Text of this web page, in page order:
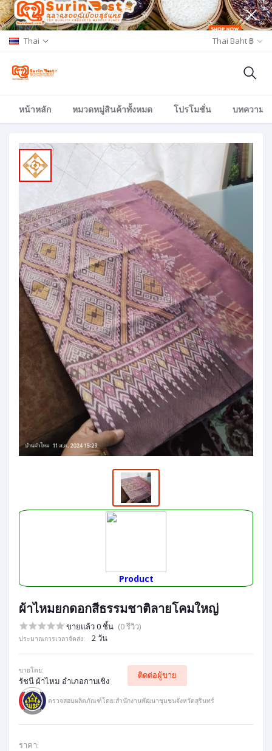
Thai Thai Baht ฿
หน้าหลัก หมวดหมู่สินค้าทั้งหมด โปรโมชั่น บทความ/
Product
ผ้าไหมยกดอกสีธรรมชาติลายโคมใหญ่
ขายแล้ว 0 ชิ้น (0 รีวิว)
ประมาณการเวลาจัดส่ง: 2 วัน
ขายโดย:
รัชนี ผ้าไหม อำเภอกาบเชิง
ติดต่อผู้ขาย
ตรวจสอบผลิตภัณฑ์โดย:สำนักงานพัฒนาชุมชนจังหวัดสุรินทร์
ราคา: